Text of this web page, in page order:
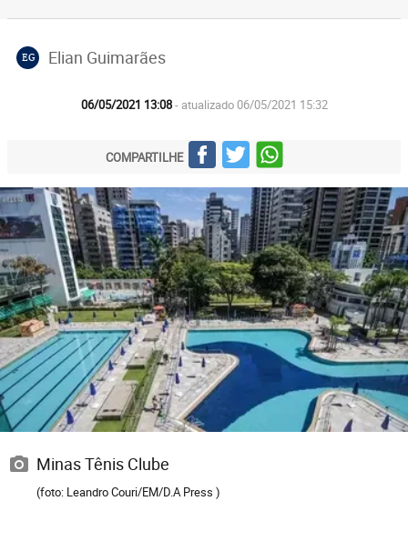
EG Elian Guimarães
06/05/2021 13:08- atualizado 06/05/2021 15:32
COMPARTILHE
Minas Tênis Clube
(foto: Leandro Couri/EM/D.A Press )